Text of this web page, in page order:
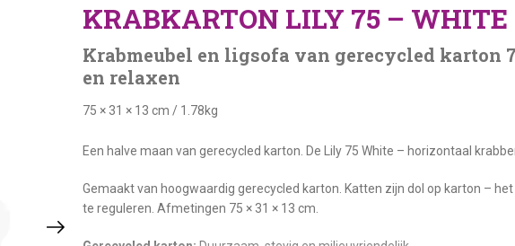
KRABKARTON LILY 75 – WHITE
Krabmeubel en ligsofa van gerecycled karton
en relaxen
75 × 31 × 13 cm / 1.78kg
Een halve maan van gerecycled karton. De Lily 75 White – horizontaal
Gemaakt van hoogwaardig gerecycled karton. Katten zijn dol op karton –
te reguleren. Afmetingen 75 × 31 × 13 cm.